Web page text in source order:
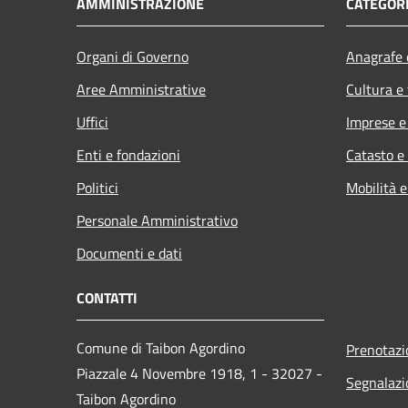
Organi di Governo
Aree Amministrative
Uffici
Enti e fondazioni
Politici
Personale Amministrativo
Documenti e dati
Cultura
Imprese
Catasto
Mobilità
CONTATTI
Comune di Taibon Agordino
Piazzale 4 Novembre 1918, 1 - 32027 -
Taibon Agordino